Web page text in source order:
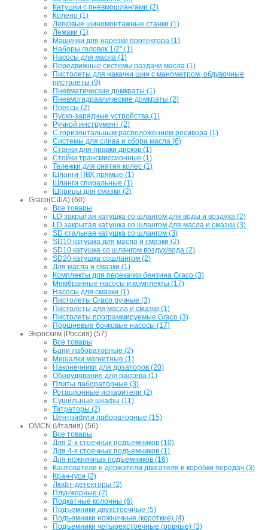
Катушки с пневмошлангами (2)
Колено (1)
Легковые шиномонтажные станки (1)
Лежаки (1)
Машинки для нарезки протектора (1)
Наборы головок 1/2" (1)
Насосы для масла (1)
Передвижные системы раздачи масла (1)
Пистолеты для накачки шин с манометром, обдувочные
пистолеты (9)
Пневматические домкраты (1)
Пневмогидравлические домкраты (2)
Прессы (2)
Пуско-зарядные устройства (1)
Ручной инструмент (2)
С горизонтальным расположением ресивера (1)
Системы для слива и сбора масла (6)
Станки для правки дисков (1)
Стойки трансмиссионные (1)
Тележки для снятия колес (1)
Шланги ПВХ прямые (1)
Шланги спиральные (1)
Шприцы для смазки (2)
Graco(США) (60)
Все товары
LD закрытая катушка со шлангом для воды и воздуха (2)
LD закрытая катушка со шлангом для масла и смазки (3)
SD стальная катушка со шлангом (3)
SD10 катушка для масла и смазки (2)
SD10 катушка со шлангом воздух/вода (2)
SD20 катушка сошлангом (2)
Для масла и смазки (1)
Комплекты для перекачки бензина Graco (3)
Мембранные насосы и комплекты (17)
Насосы для смазки (1)
Пистолеты Graco ручные (3)
Пистолеты для масла и смазки (1)
Пистолеты программируемые Graco (3)
Поршневые бочковые насосы (17)
Экросхим (Россия) (57)
Все товары
Бани лабораторные (2)
Мешалки магнитные (1)
Наконечники для дозаторов (20)
Оборудование для рассева (1)
Плиты лабораторные (3)
Ротационные испарители (2)
Сушильные шкафы (11)
Титраторы (2)
Центрифуги лабораторные (15)
OMCN (Италия) (56)
Все товары
Для 2-х стоечных подъемников (10)
Для 4-х стоечных подъемников (1)
Для ножничных подъемников (16)
Кантователи и держатели двигателя и коробки передач (3)
Кран-гуси (2)
Люфт-детекторы (2)
Плунжерные (2)
Подкатные колонны (6)
Подъемники двухстоечные (5)
Подъемники ножничные (короткие) (4)
Подъемники четырехстоечные (ровные) (3)